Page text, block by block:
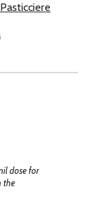
dose for
the